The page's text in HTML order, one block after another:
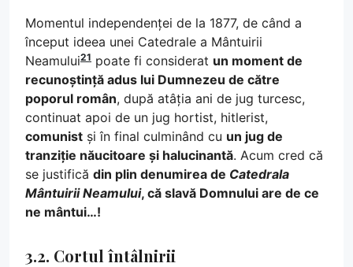
Momentul independenței de la 1877, de când a
început ideea unei Catedrale a Mântuirii
Neamului21 poate fi considerat un moment de
recunoștință adus lui Dumnezeu de către
poporul român, după atâția ani de jug turcesc,
continuat apoi de un jug hortist, hitlerist,
comunist și în final culminând cu un jug de
tranziție năucitoare și halucinantă. Acum cred că
se justifică din plin denumirea de Catedrala
Mântuirii Neamului, că slavă Domnului are de ce
ne mântui…!
3.2. Cortul întâlnirii